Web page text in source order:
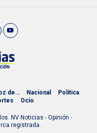
de… Nacional
Política
Ocio
NV Noticias - Opinión ∙
registrada.